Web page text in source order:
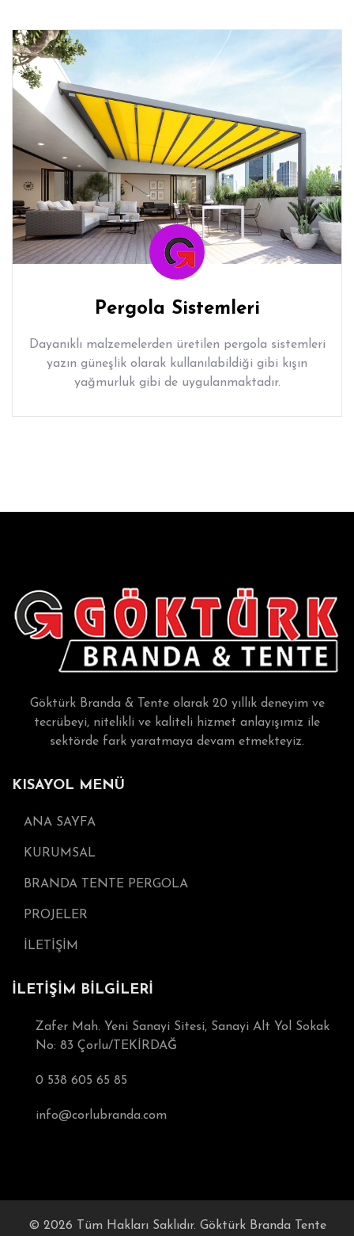
Pergola Sistemleri
Dayanıklı malzemelerden üretilen pergola sistemleri
yazın güneşlik olarak kullanılabildiği gibi kışın
yağmurluk gibi de uygulanmaktadır.
Göktürk Branda & Tente olarak 20 yıllık deneyim ve
tecrübeyi, nitelikli ve kaliteli hizmet anlayışımız ile
sektörde fark yaratmaya devam etmekteyiz.
KISAYOL MENÜ
ANA SAYFA
KURUMSAL
BRANDA TENTE PERGOLA
PROJELER
İLETİŞİM
İLETİŞİM BİLGİLERİ
Zafer Mah. Yeni Sanayi Sitesi, Sanayi Alt Yol Sokak
No: 83 Çorlu/TEKİRDAĞ
0 538 605 65 85
info@corlubranda.com
© 2026 Tüm Hakları Saklıdır. Göktürk Branda Tente